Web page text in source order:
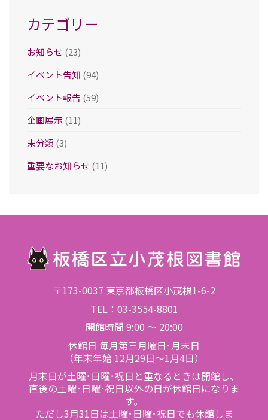
カテゴリー
お知らせ (23)
イベント告知 (94)
イベント報告 (59)
企画展示(11)
未分類 (3)
重要なお知らせ (11)
〒173-0037 東京都板橋区小茂根1-6-2
TEL： 03-3554-8801
開館時間 9:00 ～ 20:00
休館日 毎月第三月曜日･月末日
（年末年始 12月29日～1月4日）
月末日が土曜･日曜･祝日と重なるときは開館し、
直後の土曜･日曜･祝日以外の日が休館日になりま
す。
ただし3月31日は土曜･日曜･祝日でも休館しま